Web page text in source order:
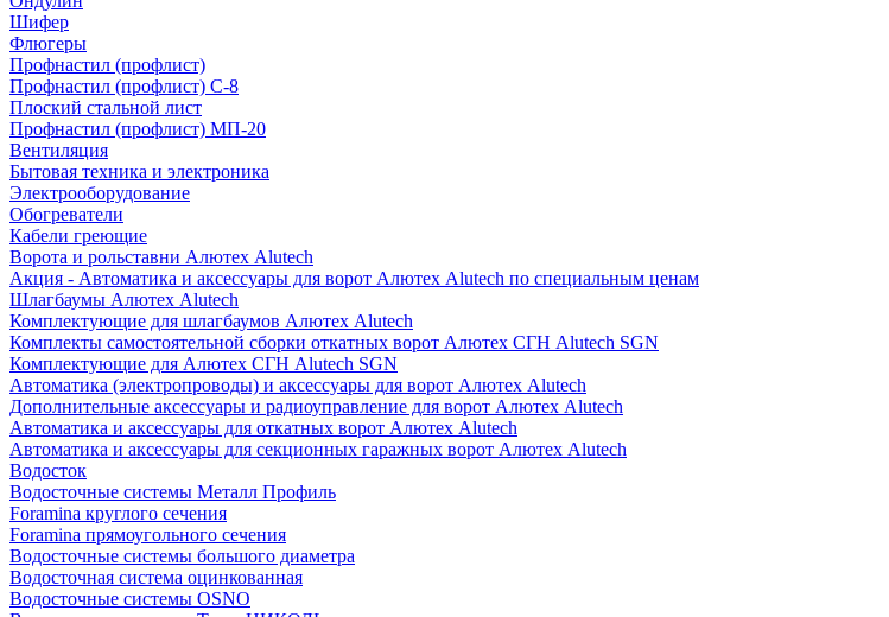
Шифер
Флюгеры
Профнастил (профлист)
Профнастил (профлист) С-8
Плоский стальной лист
Профнастил (профлист) МП-20
Вентиляция
Бытовая техника и электроника
Электрооборудование
Обогреватели
Кабели греющие
Ворота и рольставни Алютех Alutech
Акция - Автоматика и аксессуары для ворот Алютех Alutech по специальным ценам
Шлагбаумы Алютех Alutech
Комплектующие для шлагбаумов Алютех Alutech
Комплекты самостоятельной сборки откатных ворот Алютех СГН Alutech SGN
Комплектующие для Алютех СГН Alutech SGN
Автоматика (электропроводы) и аксессуары для ворот Алютех Alutech
Дополнительные аксессуары и радиоуправление для ворот Алютех Alutech
Автоматика и аксессуары для откатных ворот Алютех Alutech
Автоматика и аксессуары для секционных гаражных ворот Алютех Alutech
Водосток
Водосточные системы Металл Профиль
Foramina круглого сечения
Foramina прямоугольного сечения
Водосточные системы большого диаметра
Водосточная система оцинкованная
Водосточные системы OSNO